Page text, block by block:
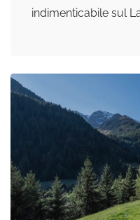
indimenticabile sul